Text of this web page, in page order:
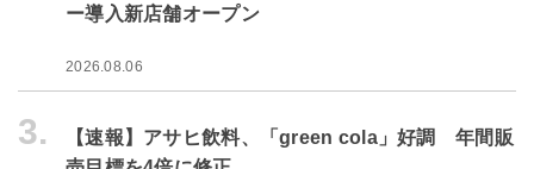
ー導入新店舗オープン
2026.08.06
3.
【速報】アサヒ飲料、「green cola」好調 年間販